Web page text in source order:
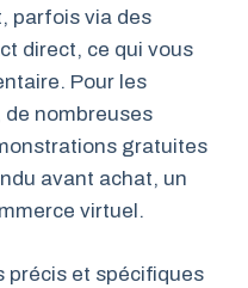
parfois via des
direct, ce qui vous
Pour les
nombreuses
gratuites
avant achat, un
virtuel.
précis et spécifiques